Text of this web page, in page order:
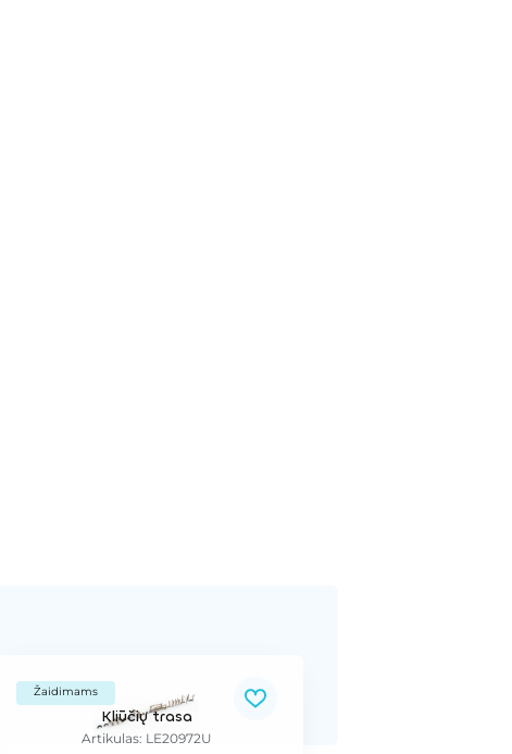
Žaidimams
Kliūčių trasa
Artikulas: LE20972U